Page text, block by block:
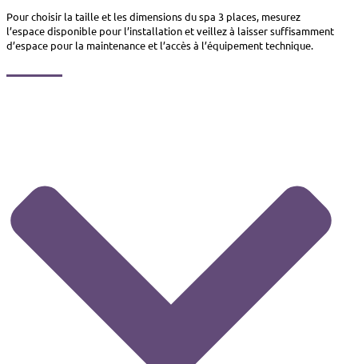
Pour choisir la taille et les dimensions du spa 3 places, mesurez
l’espace disponible pour l’installation et veillez à laisser suffisamment
d’espace pour la maintenance et l’accès à l’équipement technique.